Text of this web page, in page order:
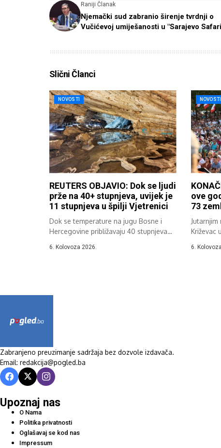
Raniji Članak
Njemački sud zabranio širenje tvrdnji o
Vučićevoj umiješanosti u "Sarajevo
Slični Članci
NOVOSTI
REUTERS OBJAVIO: Dok se ljudi
prže na 40+ stupnjeva, uvijek je
11 stupnjeva u špilji Vjetrenici
Dok se temperature na jugu Bosne i
Hercegovine približavaju 40 stupnjeva
6. Kolovoza 2026.
NOVOSTI
ove
73
Križevac
6.
Zabranjeno preuzimanje sadržaja bez dozvole izdavača.
Email: redakcija@pogled.ba
Upoznaj nas
O Nama
Politika privatnosti
Oglašavaj se kod nas
Impressum